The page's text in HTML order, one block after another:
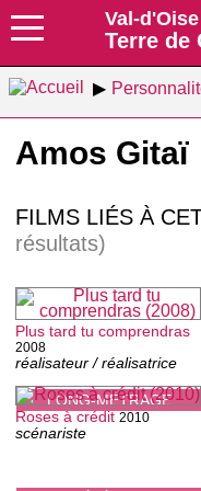
Val-d'Oise
Terre de
Amos Gitaï
FILMS LIÉS À
résultats)
LONG-MÉTRAGE
Plus tard tu comprendras
2008
réalisateur / réalisatrice
Roses à crédit 2010
scénariste